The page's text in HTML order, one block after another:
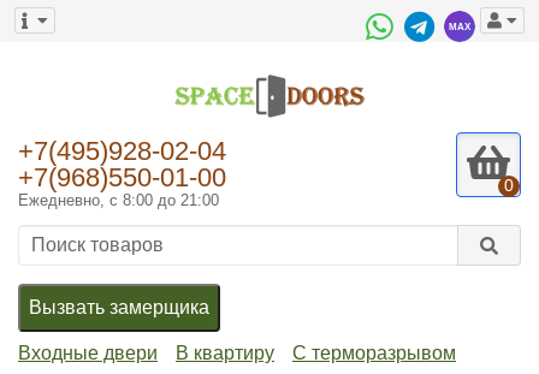
+7(495)928-02-04
+7(968)550-01-00
Ежедневно, с 8:00 до 21:00
0
Вызвать замерщика
Входные двери В квартиру С терморазрывом